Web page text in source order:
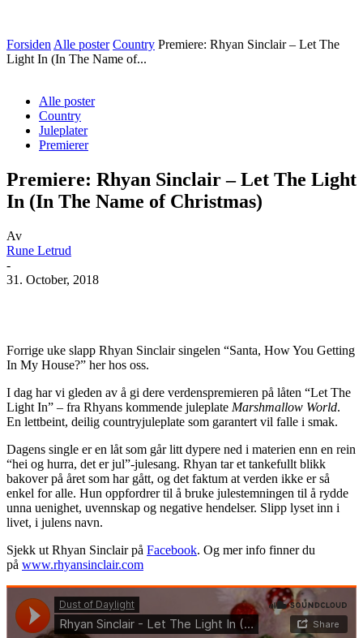
Forsiden Alle poster Country Premiere: Rhyan Sinclair – Let The
Light In (In The Name of...
Alle poster
Country
Juleplater
Premierer
Premiere: Rhyan Sinclair – Let The Light
In (In The Name of Christmas)
Av
Rune Letrud
-
31. October, 2018
Forrige uke slapp Rhyan Sinclair singelen “Santa, How You Getting
In My House?” her hos oss.
I dag har vi gleden av å gi dere verdenspremieren på låten “Let The
Light In” – fra Rhyans kommende juleplate Marshmallow World.
En lettbeint, deilig countryjuleplate som garantert vil falle i smak.
Dagens single er en låt som går litt dypere ned i materien enn en rein
“hei og hurra, det er jul”-julesang. Rhyan tar et tankefullt blikk
bakover på året som har gått, og det faktum at verden ikke er så
enkel for alle. Hun oppfordrer til å bruke julestemningen til å rydde
unna uenighet, uvennskap og negative hendelser. Slipp lyset inn i
livet, i julens navn.
Sjekk ut Rhyan Sinclair på Facebook. Og mer info finner du
på www.rhyansinclair.com